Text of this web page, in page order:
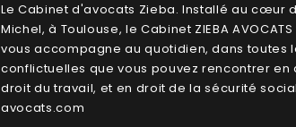
Le Cabinet d'avocats Zieba. Installé au cœur
Michel, à Toulouse, le Cabinet ZIEBA
vous accompagne au quotidien, dans toutes
conflictuelles que vous pouvez rencontrer en
droit du travail, et en droit de la sécurité
avocats.com